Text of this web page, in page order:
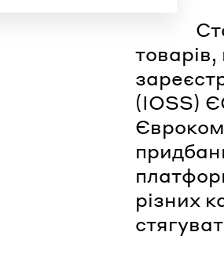
товарів,
(IOSS)
різних